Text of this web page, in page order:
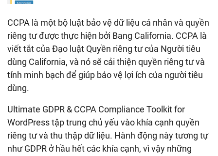
CCPA là một bộ luật bảo vệ dữ liệu cá nhân và quyền
riêng tư được thực hiện bởi Bang California. CCPA là
viết tắt của Đạo luật Quyền riêng tư của Người tiêu
dùng California, và nó sẽ cải thiện quyền riêng tư và
tính minh bạch để giúp bảo vệ lợi ích của người tiêu
dùng.
Ultimate GDPR & CCPA Compliance Toolkit for
WordPress tập trung chủ yếu vào khía cạnh quyền
riêng tư và thu thập dữ liệu. Hành động này tương tự
như GDPR ở hầu hết các khía cạnh, vì vậy những